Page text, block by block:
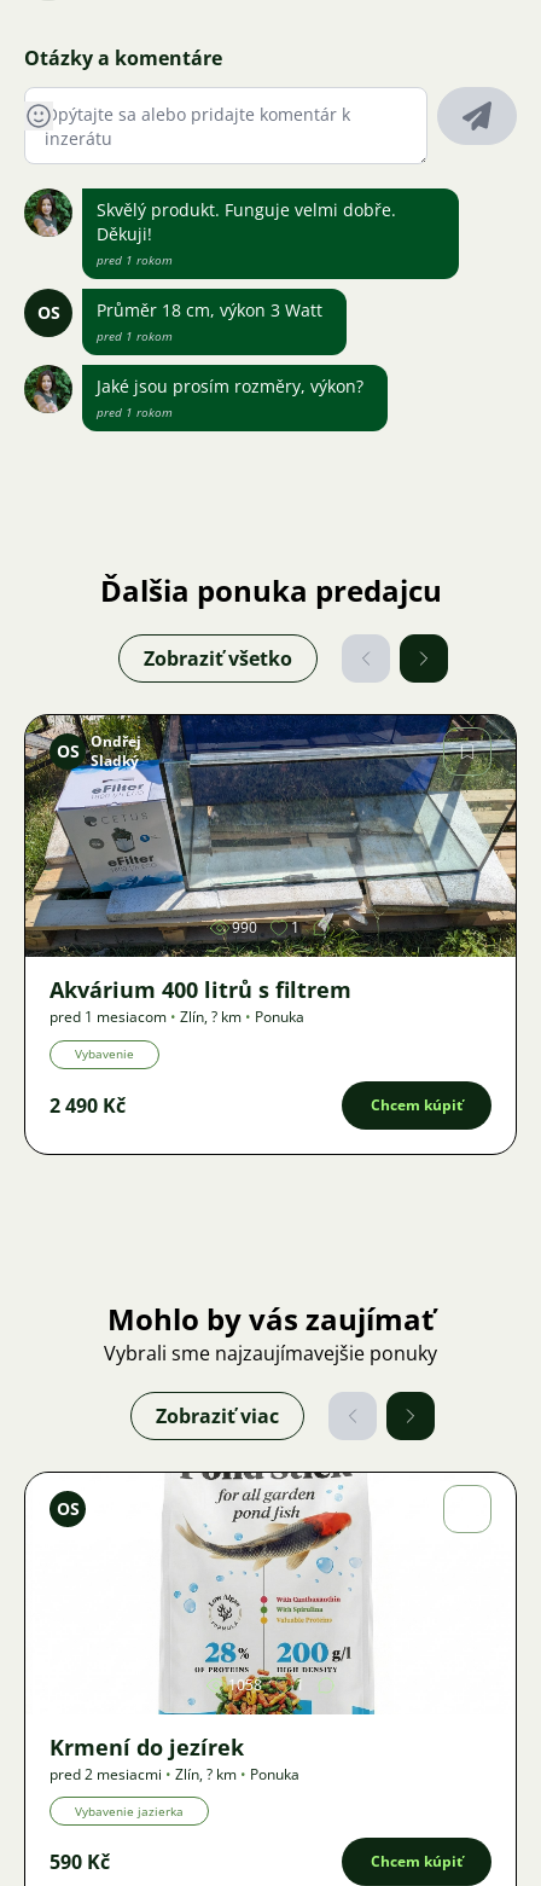
Otázky a komentáre
Skvělý produkt. Funguje velmi dobře.
Děkuji!
pred 1 rokom
OS Průměr 18 cm, výkon 3 Watt
pred 1 rokom
Jaké jsou prosím rozměry, výkon?
pred 1 rokom
Ďalšia ponuka predajcu
Zobraziť všetko
Obrázok
OS Ondřej
Sladký
990 1
Akvárium 400 litrů s filtrem
pred 1 mesiacom • Zlín,? km • Ponuka
Vybavenie
2 490 Kč Chcem kúpiť
Mohlo by vás zaujímať
Vybrali sme najzaujímavejšie ponuky
Zobraziť viac
Obrázok
OS
1058 1
Krmení do jezírek
pred 2 mesiacmi • Zlín,? km • Ponuka
Vybavenie jazierka
590 Kč Chcem kúpiť